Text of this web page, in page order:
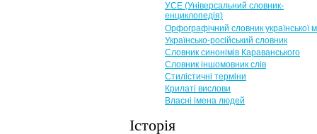
УСЕ (Універсальний словник-
енциклопедія)
Орфографічний словник української
Українсько-російський словник
Словник синонімів Караванського
Словник іншомовник слів
Стилістичні терміни
Крилаті вислови
Власні імена людей
Історія